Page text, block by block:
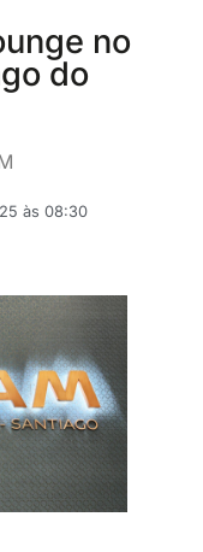
no
do
às 08:30